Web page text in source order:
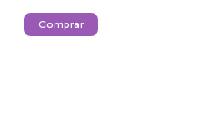
Comprar